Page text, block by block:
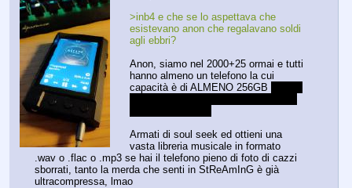
>inb4 e che se lo aspettava che
esistevano anon che regalavano soldi
agli ebbri?
Anon, siamo nel 2000+25 ormai e tutti
hanno almeno un telefono la cui
capacità è di ALMENO 256GB
Armati di soul seek ed ottieni una
vasta libreria musicale in formato
.wav o .flac o .mp3 se hai il telefono pieno di foto di cazzi
sborrati, tanto la merda che senti in StReAmInG è già
ultracompressa, lmao